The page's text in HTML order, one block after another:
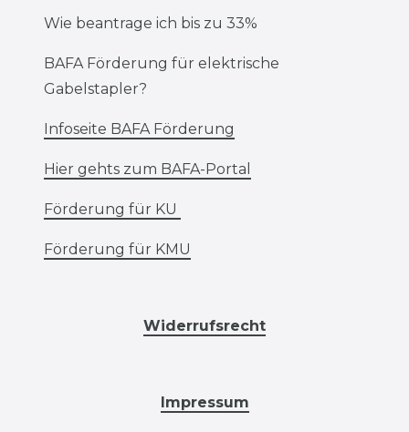
Wie beantrage ich bis zu 33%
BAFA Förderung für elektrische
Gabelstapler?
Infoseite BAFA Förderung
Hier gehts zum BAFA-Portal
Förderung für KU
Förderung für KMU
Widerrufsrecht
Impressum